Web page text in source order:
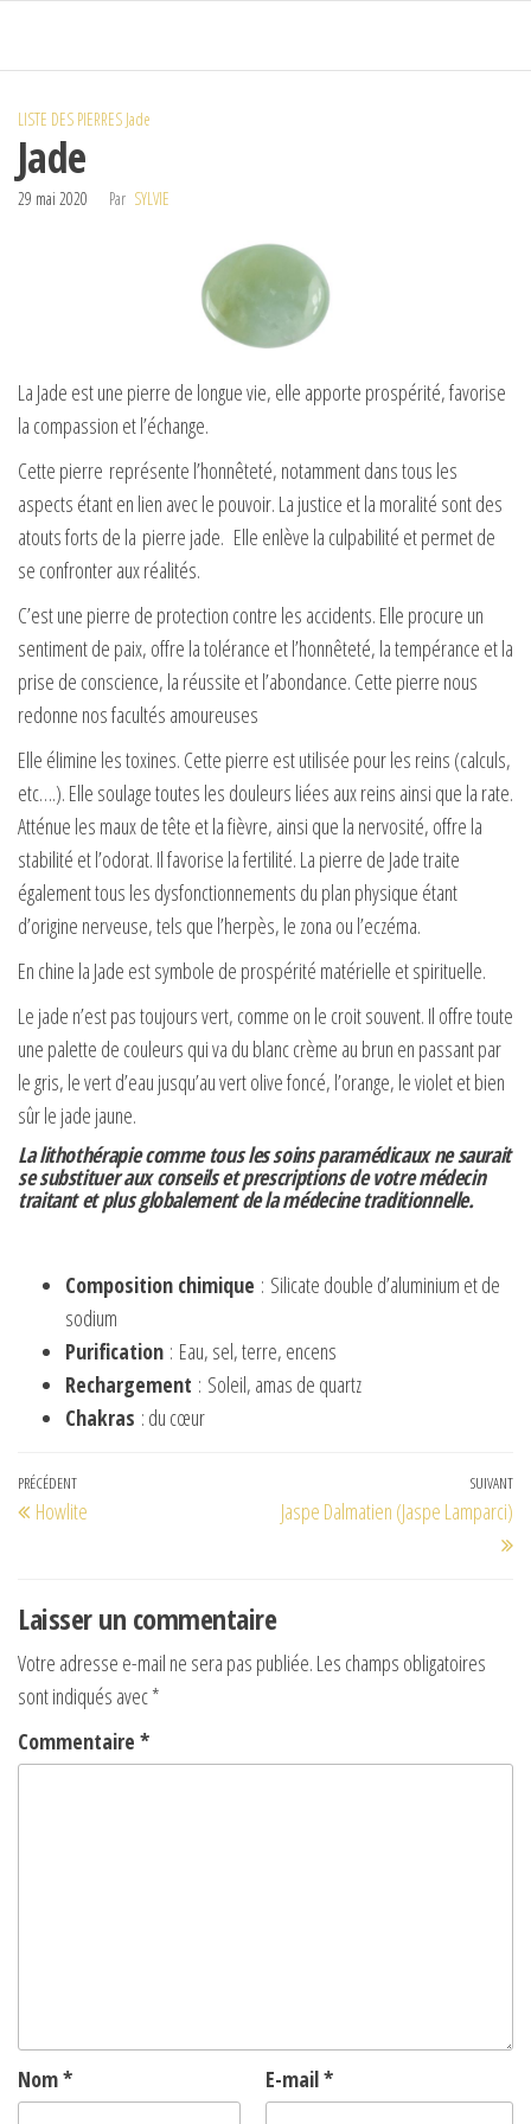
LISTE DES PIERRES Jade
Jade
29 mai 2020 Par SYLVIE
La Jade est une pierre de longue vie, elle apporte prospérité, favorise
la compassion et l’échange.
Cette pierre représente l’honnêteté, notamment dans tous les
aspects étant en lien avec le pouvoir. La justice et la moralité sont des
atouts forts de la pierre jade. Elle enlève la culpabilité et permet de
se confronter aux réalités.
C’est une pierre de protection contre les accidents. Elle procure un
sentiment de paix, offre la tolérance et l’honnêteté, la tempérance et la
prise de conscience, la réussite et l’abondance. Cette pierre nous
redonne nos facultés amoureuses
Elle élimine les toxines. Cette pierre est utilisée pour les reins (calculs,
etc….). Elle soulage toutes les douleurs liées aux reins ainsi que la rate.
Atténue les maux de tête et la fièvre, ainsi que la nervosité, offre la
stabilité et l’odorat. Il favorise la fertilité. La pierre de Jade traite
également tous les dysfonctionnements du plan physique étant
d’origine nerveuse, tels que l’herpès, le zona ou l’eczéma.
En chine la Jade est symbole de prospérité matérielle et spirituelle.
Le jade n’est pas toujours vert, comme on le croit souvent. Il offre toute
une palette de couleurs qui va du blanc crème au brun en passant par
le gris, le vert d’eau jusqu’au vert olive foncé, l’orange, le violet et bien
sûr le jade jaune.
La lithothérapie comme tous les soins paramédicaux ne saurait
se substituer aux conseils et prescriptions de votre médecin
traitant et plus globalement de la médecine traditionnelle.
Composition chimique : Silicate double d’aluminium et de
sodium
Purification : Eau, sel, terre, encens
Rechargement : Soleil, amas de quartz
Chakras : du cœur
Navigation
de
Article
précédent
PRÉCÉDENT
Howlite
SUIVANT
Jaspe Dalmatien (Jaspe Lamparci)
Laisser un commentaire
Votre adresse e-mail ne sera pas publiée. Les champs obligatoires
sont indiqués avec*
Commentaire *
Nom* E-mail*